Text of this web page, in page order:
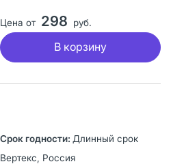
Цена от 298 руб.
В корзину
Длинный срок
Вертекс, Россия